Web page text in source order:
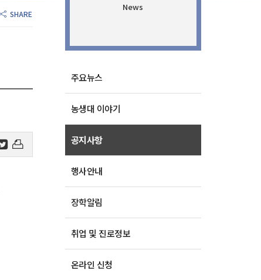
SHARE
News
주요뉴스
농생대 이야기
공지사항
행사안내
장학알림
취업 및 진로정보
온라인 신청